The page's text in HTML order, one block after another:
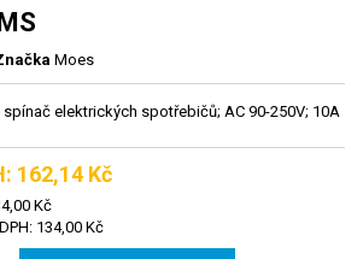
Moes
elektrických spotřebičů; AC 90-250V; 10A
162,14 Kč
Kč
134,00 Kč